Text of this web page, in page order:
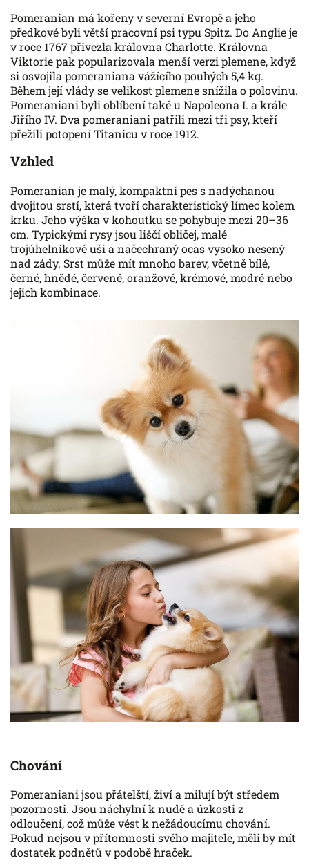
Pomeranian má kořeny v severní Evropě a jeho
předkové byli větší pracovní psi typu Spitz. Do Anglie je
v roce 1767 přivezla královna Charlotte. Královna
Viktorie pak popularizovala menší verzi plemene, když
si osvojila pomeraniana vážícího pouhých 5,4 kg.
Během její vlády se velikost plemene snížila o polovinu.
Pomeraniani byli oblíbení také u Napoleona I. a krále
Jiřího IV. Dva pomeraniani patřili mezi tři psy, kteří
přežili potopení Titanicu v roce 1912.
Vzhled
Pomeranian je malý, kompaktní pes s nadýchanou
dvojitou srstí, která tvoří charakteristický límec kolem
krku. Jeho výška v kohoutku se pohybuje mezi 20–36
cm. Typickými rysy jsou liščí obličej, malé
trojúhelníkové uši a načechraný ocas vysoko nesený
nad zády. Srst může mít mnoho barev, včetně bílé,
černé, hnědé, červené, oranžové, krémové, modré nebo
jejich kombinace.
Chování
Pomeraniani jsou přátelští, živí a milují být středem
pozornosti. Jsou náchylní k nudě a úzkosti z
odloučení, což může vést k nežádoucímu chování.
Pokud nejsou v přítomnosti svého majitele, měli by mít
dostatek podnětů v podobě hraček.